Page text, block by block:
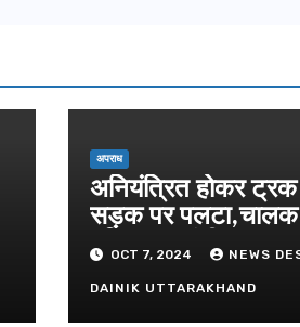
अपराध
अनियंत्रित होकर ट्रक
सड़क पर
परिचालक गंभीर
OCT 7, 2024 NEWS
DAINIK UTTARAKHAND
डीएम ने किया